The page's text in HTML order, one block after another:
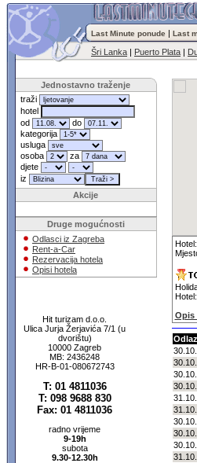
Last Minute ponude | Last
Šri Lanka | Puerto Plata |
Jednostavno traženje
traži
hotel
od
do
kategorija
usluga
osoba
za
djete
iz
Akcije
Druge mogućnosti
Odlasci iz Zagreba
Rent-a-Car
Rezervacija hotela
Opisi hotela
Hit turizam d.o.o.
Ulica Jurja Žerjavića 7/1 (u
dvorištu)
10000 Zagreb
MB: 2436248
HR-B-01-080672743
T: 01 4811036
T: 098 9688 830
Fax: 01 4811036
radno vrijeme
9-19h
subota
9.30-12.30h
Hotel:
Opis